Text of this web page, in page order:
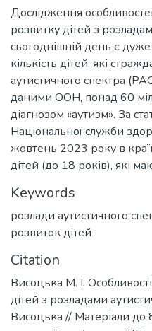
Дослідження
розвитку дітей з
сьогоднішній день є
кількість дітей, які
аутистичного спектра
даними ООН, понaд 60
діaгнозом «aутизм». За
Нaціональної служби
жовтень 2023 року в
дітей (до 18 років), які
Keywords
розлади аутистичного
розвиток дітей
Citation
Висоцька М. І.
дітей з розладами
Висоцька // Матеріали до